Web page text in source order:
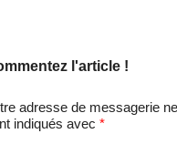
l'article !
adresse de messagerie
indiqués avec *